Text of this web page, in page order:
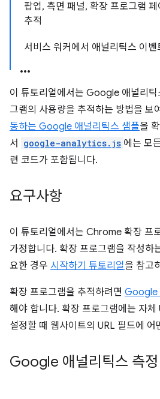
팝업, 측면 패널, 확장 프로그램
추적
서비스 워커에서 애널리틱스 이벤
이 튜토리얼에서는 Google 애널리
그램의 사용량을 추적하는 방법을 보
동하는 Google 애널리틱스 샘플을
서
google-analytics.js 에는 모
련 코드가 포함됩니다.
요구사항
이 튜토리얼에서는 Chrome 확장 프
가정합니다. 확장 프로그램을 작성하
요한 경우 시작하기 튜토리얼을 참고
확장 프로그램을 추적하려면 Google
해야 합니다. 확장 프로그램에는 자
설정할 때 웹사이트의 URL 필드에
Google 애널리틱스 측